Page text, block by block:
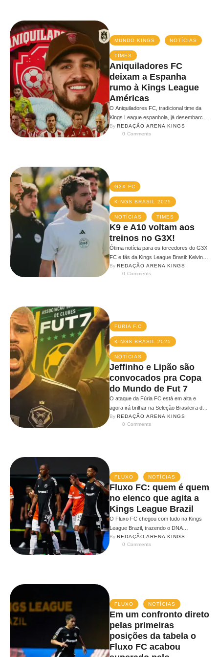
MUNDO KINGS NOTÍCIAS
TIMES
Aniquiladores FC
deixam a Espanha
rumo à Kings League
Américas
O Aniquiladores FC, tradicional time da
Kings League espanhola, já desembarcou
no México, sua nova casa. De acordo …
By REDAÇÃO ARENA KINGS
0 Comments
G3X FC
KINGS BRASIL 2025
NOTÍCIAS TIMES
K9 e A10 voltam aos
treinos no G3X!
Ótima notícia para os torcedores do G3X
FC e fãs da Kings League Brasil: Kelvin
Oliveira (K9) e Andreas Vaz (A10) estão
oficialmente de volta …
By REDAÇÃO ARENA KINGS
0 Comments
FURIA F.C
KINGS BRASIL 2025
NOTÍCIAS
Jeffinho e Lipão são
convocados pra Copa
do Mundo de Fut 7
O ataque da Fúria FC está em alta e
agora irá brilhar na Seleção Brasileira de
Futebol 7. Lipão e Jeffinho, destaques …
By REDAÇÃO ARENA KINGS
0 Comments
FLUXO NOTÍCIAS
Fluxo FC: quem é quem
no elenco que agita a
Kings League Brazil
O Fluxo FC chegou com tudo na Kings
League Brazil, trazendo o DNA
competitivo que já consagrou a …
By REDAÇÃO ARENA KINGS
0 Comments
FLUXO NOTÍCIAS
Em um confronto direto
pelas primeiras
posições da tabela o
Fluxo FC acabou